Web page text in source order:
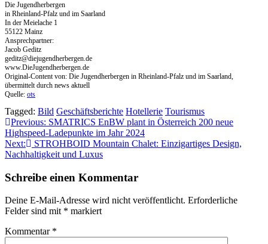
Die Jugendherbergen
in Rheinland-Pfalz und im Saarland
In der Meielache 1
55122 Mainz
Ansprechpartner:
Jacob Geditz
geditz@diejugendherbergen.de
www.DieJugendherbergen.de
Original-Content von: Die Jugendherbergen in Rheinland-Pfalz und im Saarland,
übermittelt durch news aktuell
Quelle: ots
Tagged: Bild Geschäftsberichte Hotellerie Tourismus
Beitragsnavigation
Previous: SMATRICS EnBW plant in Österreich 200 neue
Highspeed-Ladepunkte im Jahr 2024
Next:
STROHBOID Mountain Chalet: Einzigartiges Design,
Nachhaltigkeit und Luxus
Schreibe einen Kommentar
Deine E-Mail-Adresse wird nicht veröffentlicht. Erforderliche
Felder sind mit * markiert
Kommentar *